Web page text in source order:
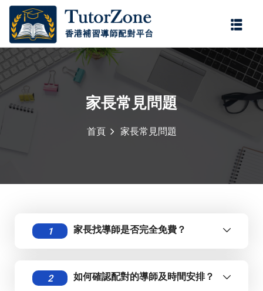
家長常見問題
首頁 家長常見問題
1 家長找導師是否完全免費？
2 如何確認配對的導師及時間安排？
登錄